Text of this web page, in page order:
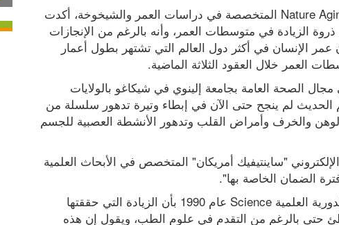
العمر خلال العقود الثلاثة الماضية.
الضمان الخاصة بها".